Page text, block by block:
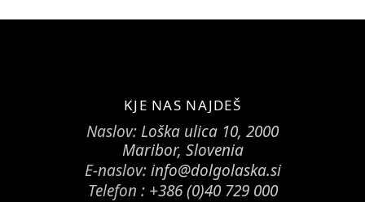
KJE NAS NAJDEŠ
Naslov:Loška ulica 10, 2000
Maribor, Slovenia
E-naslov:info@dolgolaska.si
Telefon : +386 (0)40 729 000